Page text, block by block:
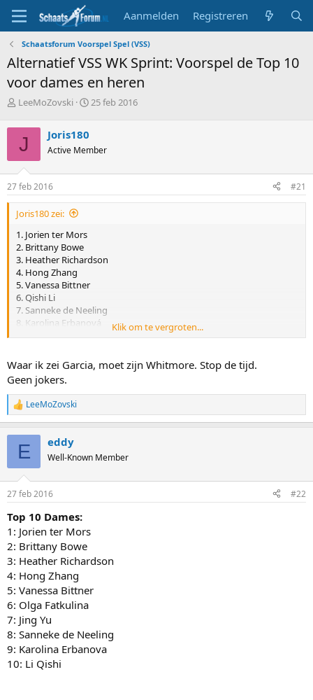
Aanmelden Registreren
Schaatsforum Voorspel Spel (VSS)
Alternatief VSS WK Sprint: Voorspel de Top 10
voor dames en heren
T
p
c
s
t
a
r
t
r
LeeMoZovski
S
t
a
u
25 feb 2016
J Joris180
Active Member
27 feb 2016 #21
Joris180 zei:
1. Jorien ter Mors
2. Brittany Bowe
3. Heather Richardson
4. Hong Zhang
5. Vanessa Bittner
6. Qishi Li
7. Sanneke de Neeling
8. Karolina Erbanová
Top 10 Heren:
1. Pavel Koelizjnikov
2. Kjeld Nuis
3. Kai Verbij
4. Ruslan Moerasjof
5. Aleksei Jesin
6. Laurent Dubreuil
7. Mika Poutala
8. Boisvert-LaCroix
10. Jonathan Garcia
Sprintmaster bedankt
Klik om te vergroten...
Waar ik zei Garcia, moet zijn Whitmore. Stop de tijd.
Geen jokers.
R
e
s
LeeMoZovski
E eddy
Well-Known Member
27 feb 2016 #22
Top 10 Dames:
1: Jorien ter Mors
2: Brittany Bowe
3: Heather Richardson
4: Hong Zhang
5: Vanessa Bittner
6: Olga Fatkulina
7: Jing Yu
8: Sanneke de Neeling
9: Karolina Erbanova
10: Li Qishi